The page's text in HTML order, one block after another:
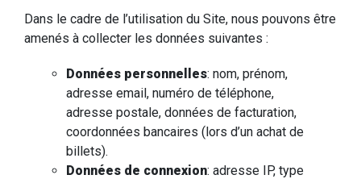
Dans le cadre de l’utilisation du Site, nous pouvons être
amenés à collecter les données suivantes :
Données personnelles: nom, prénom,
adresse email, numéro de téléphone,
adresse postale, données de facturation,
coordonnées bancaires (lors d’un achat de
billets).
Données de connexion: adresse IP, type